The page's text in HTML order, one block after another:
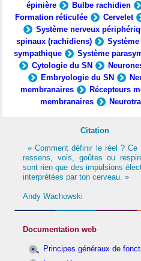
épinière
Bulbe rachidien
Formation réticulée
Cervelet
Système nerveux
spinaux (rachidiens)
sympathique
Système
Cytologie du SN
Embryologie du SN
membranaires
Récepteurs
membranaires
Citation
« Comment définir le réel ? Ce
ressens, vois, goûtes ou
sont rien que des impulsions
interprétées par ton cerveau. »
Andy Wachowski
Documentation web
Principes généraux de